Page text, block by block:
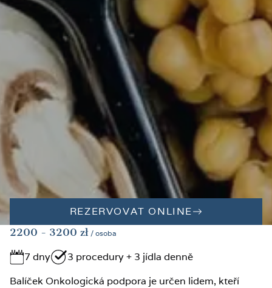
REZERVOVAT ONLINE
2200 - 3200 zł / osoba
7 dny
3 procedury + 3 jídla denně
Balíček Onkologická podpora je určen lidem, kteří